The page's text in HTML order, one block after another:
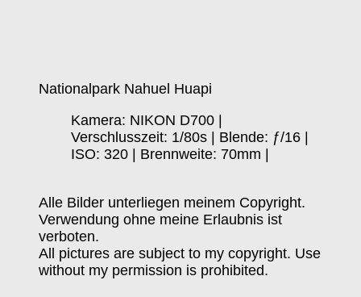
Nationalpark Nahuel Huapi
Kamera: NIKON D700 |
Verschlusszeit: 1/80s | Blende: ƒ/16 |
ISO: 320 | Brennweite: 70mm |
Alle Bilder unterliegen meinem Copyright.
Verwendung ohne meine Erlaubnis ist
verboten.
All pictures are subject to my copyright. Use
without my permission is prohibited.